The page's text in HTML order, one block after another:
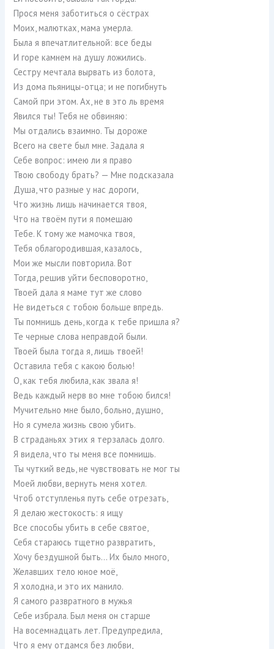
Прося меня заботиться о сёстрах
Моих, малютках, мама умерла.
Была я впечатлительной: все беды
И горе камнем на душу ложились.
Сестру мечтала вырвать из болота,
Из дома пьяницы-отца; и не погибнуть
Самой при этом. Ах, не в это ль время
Явился ты! Тебя не обвиняю:
Мы отдались взаимно. Ты дороже
Всего на свете был мне. Задала я
Себе вопрос: имею ли я право
Твою свободу брать? — Мне подсказала
Душа, что разные у нас дороги,
Что жизнь лишь начинается твоя,
Что на твоём пути я помешаю
Тебе. К тому же мамочка твоя,
Тебя облагородившая, казалось,
Мои же мысли повторила. Вот
Тогда, решив уйти бесповоротно,
Твоей дала я маме тут же слово
Не видеться с тобою больше впредь.
Ты помнишь день, когда к тебе пришла я?
Те черные слова неправдой были.
Твоей была тогда я, лишь твоей!
Оставила тебя с какою болью!
О, как тебя любила, как звала я!
Ведь каждый нерв во мне тобою бился!
Мучительно мне было, больно, душно,
Но я сумела жизнь свою убить.
В страданьях этих я терзалась долго.
Я видела, что ты меня все помнишь.
Ты чуткий ведь, не чувствовать не мог ты
Моей любви, вернуть меня хотел.
Чтоб отступленья путь себе отрезать,
Я делаю жестокость: я ищу
Все способы убить в себе святое,
Себя стараюсь тщетно развратить,
Хочу бездушной быть… Их было много,
Желавших тело юное моё,
Я холодна, и это их манило.
Я самого развратного в мужья
Себе избрала. Был меня он старше
На восемнадцать лет. Предупредила,
Что я ему отдамся без любви,